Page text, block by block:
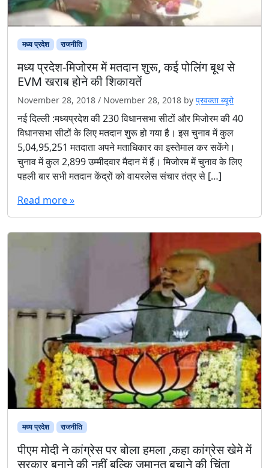
मध्य प्रदेश राजनीति
मध्य प्रदेश-मिजोरम में मतदान शुरू, कई पोलिंग बूथ से
EVM खराब होने की शिकायतें
November 28, 2018 / November 28, 2018 by प्रवक्ता ब्यूरो
नई दिल्ली :मध्यप्रदेश की 230 विधानसभा सीटों और मिजोरम की 40
विधानसभा सीटों के लिए मतदान शुरू हो गया है। इस चुनाव में कुल
5,04,95,251 मतदाता अपने मताधिकार का इस्तेमाल कर सकेंगे।
चुनाव में कुल 2,899 उम्मीदवार मैदान में हैं। मिजोरम में चुनाव के लिए
पहली बार सभी मतदान केंद्रों को वायरलेस संचार तंत्र से […]
Read more »
मध्य प्रदेश राजनीति
पीएम मोदी ने कांग्रेस पर बोला हमला ,कहा कांग्रेस खेमे में
सरकार बनाने की नहीं बल्कि जमानत बचाने की चिंता